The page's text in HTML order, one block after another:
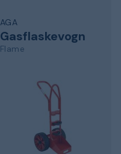
AGA
Gasflaskevogn
Flame